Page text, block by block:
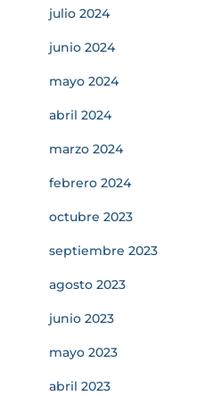
julio 2024
junio 2024
mayo 2024
abril 2024
marzo 2024
febrero 2024
octubre 2023
septiembre 2023
agosto 2023
junio 2023
mayo 2023
abril 2023